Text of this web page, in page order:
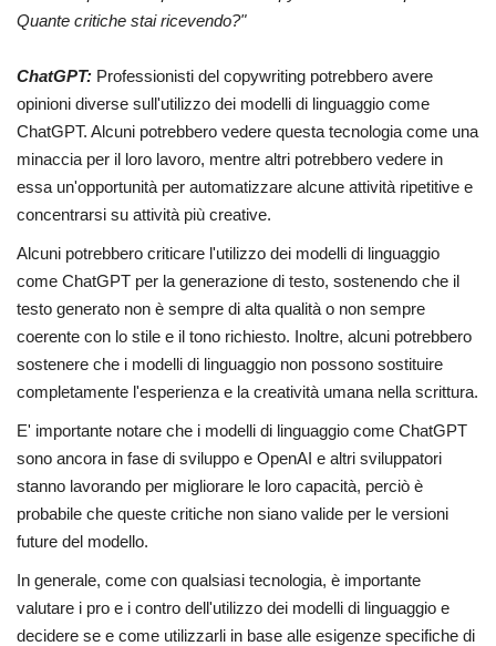
Quante critiche stai ricevendo?"
ChatGPT: Professionisti del copywriting potrebbero avere
opinioni diverse sull'utilizzo dei modelli di linguaggio come
ChatGPT. Alcuni potrebbero vedere questa tecnologia come una
minaccia per il loro lavoro, mentre altri potrebbero vedere in
essa un'opportunità per automatizzare alcune attività ripetitive e
concentrarsi su attività più creative.
Alcuni potrebbero criticare l'utilizzo dei modelli di linguaggio
come ChatGPT per la generazione di testo, sostenendo che il
testo generato non è sempre di alta qualità o non sempre
coerente con lo stile e il tono richiesto. Inoltre, alcuni potrebbero
sostenere che i modelli di linguaggio non possono sostituire
completamente l'esperienza e la creatività umana nella scrittura.
E' importante notare che i modelli di linguaggio come ChatGPT
sono ancora in fase di sviluppo e OpenAI e altri sviluppatori
stanno lavorando per migliorare le loro capacità, perciò è
probabile che queste critiche non siano valide per le versioni
future del modello.
In generale, come con qualsiasi tecnologia, è importante
valutare i pro e i contro dell'utilizzo dei modelli di linguaggio e
decidere se e come utilizzarli in base alle esigenze specifiche di